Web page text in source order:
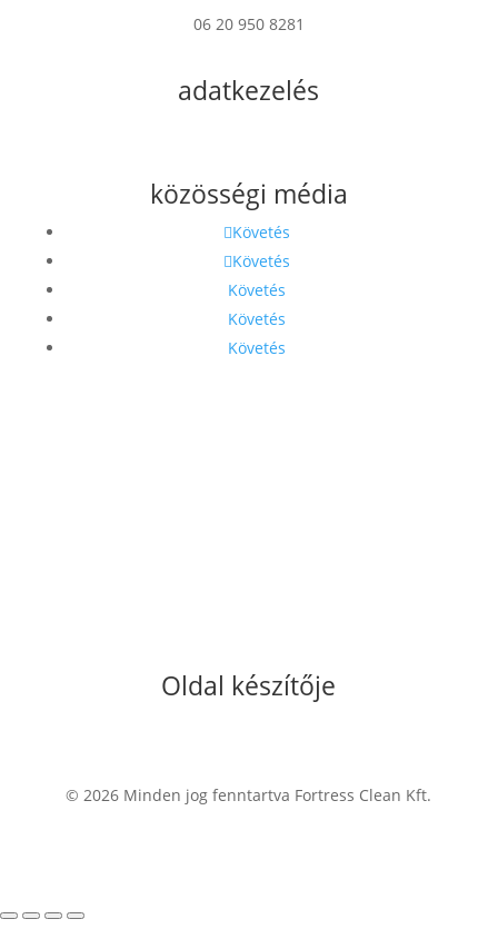
06 20 950 8281
adatkezelés
közösségi média
Követés
Követés
Követés
Követés
Követés
Oldal készítője
© 2026 Minden jog fenntartva Fortress Clean Kft.